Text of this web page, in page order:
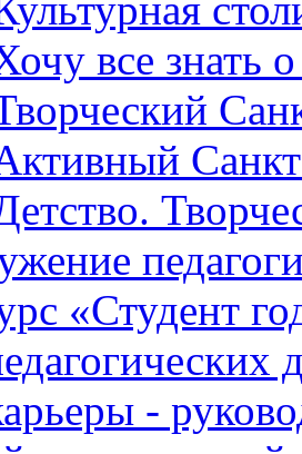
все знать
«Студент
-